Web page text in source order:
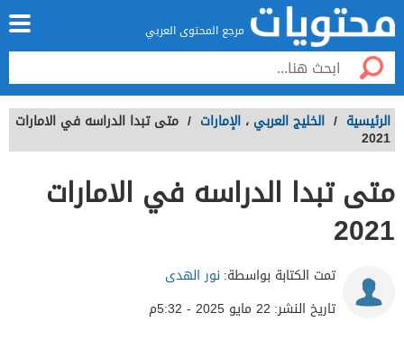
مرجع المحتوى العربي
الرئيسية / الخليج العربي ، الإمارات / متى تبدا الدراسه في الامارات
2021
متى تبدا الدراسه في الامارات
2021
تمت الكتابة بواسطة: نور الهدى
تاريخ النشر: 22 مايو 2025 - 5:32م